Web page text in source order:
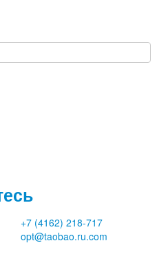
+7 (4162) 218-717
opt@taobao.ru.com